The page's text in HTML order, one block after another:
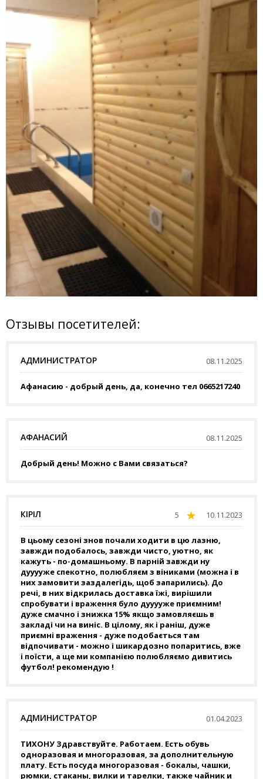
Отзывы посетителей:
АДМИНИСТРАТОР 08.11.2025
Афанасию - добрый день, да, конечно тел 0665217240
АФАНАСИЙ 08.11.2025
Добрый день! Можно с Вами связаться?
КІРІЛ 5 10.11.2023
В цьому сезоні знов почали ходити в цю лазню,
завжди подобалось, завжди чисто, уютно, як
кажуть - по-домашньому. В парній завжди ну
дууууже спекотно, полюбляєм з віниками (можна і в
них замовити заздалегідь, щоб запарились). До
речі, в них відкрилась доставка їжі, вирішили
спробувати і враження було дууууже приємним!
дуже смачно і знижка 15% якщо замовляєшь в
закладі чи на виніс. В цілому, як і раніш, дуже
приємні враження - дуже подобається там
відпочивати - можно і шикардозно попаритись, вже
і поїсти, а ще ми компанією полюбляємо дивитись
футбол! рекомендую !
АДМИНИСТРАТОР 01.04.2023
ТИХОНУ Здравствуйте. Работаем. Есть обувь
одноразовая и многоразовая, за дополнительную
плату. Есть посуда многоразовая - бокалы, чашки,
рюмки, стаканы, вилки и тарелки, также чайник и